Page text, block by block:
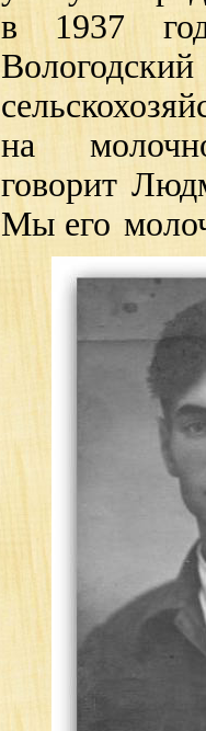
в 1937
Вологодский
на
говорит
Мы его